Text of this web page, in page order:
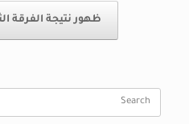
ظهور نتيجة الفرقة
Search